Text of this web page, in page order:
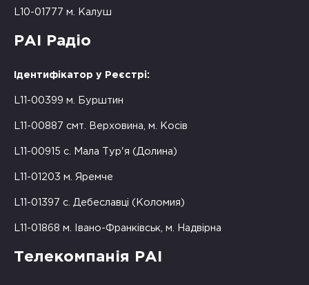
L10-01777 м. Калуш
РАІ Радіо
Ідентифікатор у Реєстрі:
L11-00399 м. Бурштин
L11-00887 смт. Верховина, м. Косів
L11-00915 с. Мала Тур'я (Долина)
L11-01203 м. Яремче
L11-01397 с. Дебеславці (Коломия)
L11-01868 м. Івано-Франківськ, м. Надвірна
Телекомпанія РАІ